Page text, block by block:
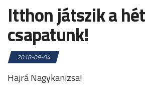
Itthon játszik a
csapatunk!
2018-09-04
Hajrá Nagykanizsa!